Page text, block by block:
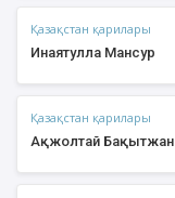
Қазақстан қарилары
Инаятулла Мансур
Қазақстан қарилары
Ақжолтай Бақытжан